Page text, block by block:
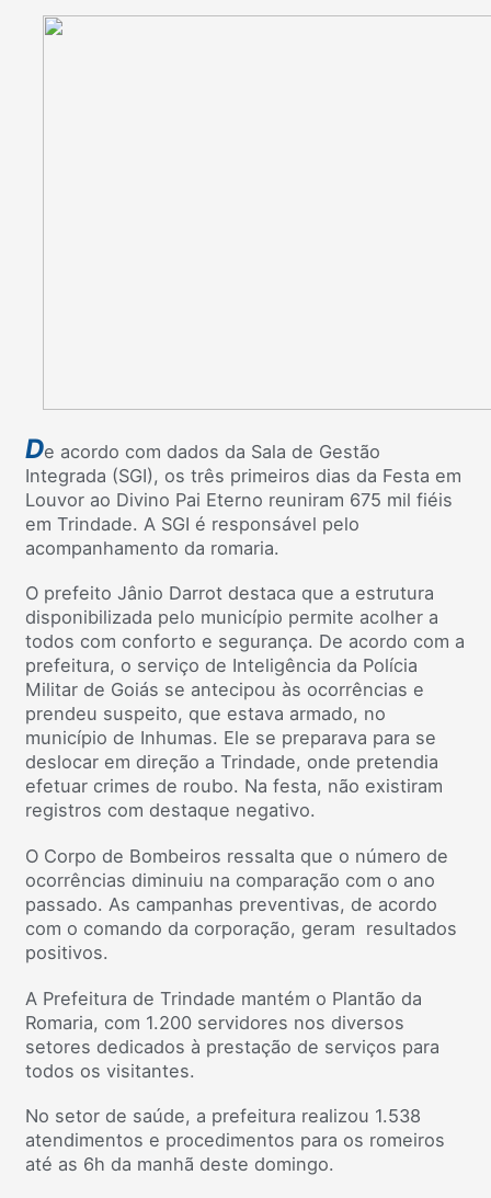
De acordo com dados da Sala de Gestão
Integrada (SGI), os três primeiros dias da Festa em
Louvor ao Divino Pai Eterno reuniram 675 mil fiéis
em Trindade. A SGI é responsável pelo
acompanhamento da romaria.
O prefeito Jânio Darrot destaca que a estrutura
disponibilizada pelo município permite acolher a
todos com conforto e segurança. De acordo com a
prefeitura, o serviço de Inteligência da Polícia
Militar de Goiás se antecipou às ocorrências e
prendeu suspeito, que estava armado, no
município de Inhumas. Ele se preparava para se
deslocar em direção a Trindade, onde pretendia
efetuar crimes de roubo. Na festa, não existiram
registros com destaque negativo.
O Corpo de Bombeiros ressalta que o número de
ocorrências diminuiu na comparação com o ano
passado. As campanhas preventivas, de acordo
com o comando da corporação, geram resultados
positivos.
A Prefeitura de Trindade mantém o Plantão da
Romaria, com 1.200 servidores nos diversos
setores dedicados à prestação de serviços para
todos os visitantes.
No setor de saúde, a prefeitura realizou 1.538
atendimentos e procedimentos para os romeiros
até as 6h da manhã deste domingo.